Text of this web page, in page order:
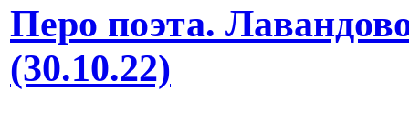
Перо поэта.
(30.10.22)